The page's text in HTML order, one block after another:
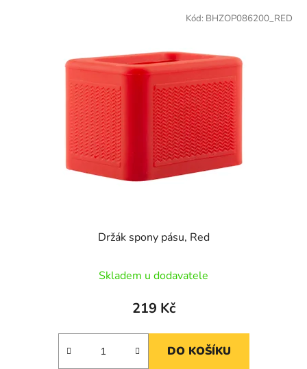
Držák spony pásu, Red
Skladem u dodavatele
219 Kč
DO KOŠÍKU
Kód: BHZOP086200_RED